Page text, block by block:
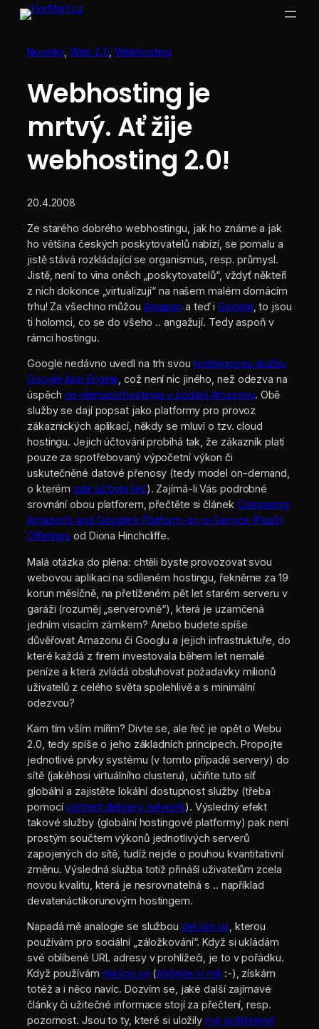
Přeskočit
Novinky, Web 2.0 , Webhosting
Webhosting je
mrtvý. Ať žije
webhosting 2.0!
20.4.2008
Ze starého dobrého webhostingu, jak ho známe a jak
ho většina českých poskytovatelů nabízí, se pomalu a
jistě stává rozkládající se organismus, resp. průmysl.
Jistě, není to vina oněch „poskytovatelů“, vždyť někteří
z nich dokonce „virtualizují“ na našem malém domácím
trhu! Za všechno můžou Amazon a teď iGoogle , to jsou
ti holomci, co se do všeho .. angažují. Tedy aspoň v
rámci hostingu.
Google nedávno uvedl na trh svou hostingovou službu
Google App Engine , což není nic jiného, než odezva na
úspěchon-demand hostingu v podání Amazonu. Obě
služby se dají popsat jako platformy pro provoz
zákaznických aplikací, někdy se mluví o tzv. cloud
hostingu. Jejich účtování probíhá tak, že zákazník platí
pouze za spotřebovaný výpočetní výkon či
uskutečněné datové přenosy (tedy model on-demand,
o kterém zde už byla řeč). Zajímá-li Vás podrobné
srovnání obou platforem, přečtěte si článek Comparing
Amazon’s and Google’s Platform-as-a-Service (PaaS)
Offerings od Diona Hinchcliffe.
Malá otázka do pléna: chtěli byste provozovat svou
webovou aplikaci na sdíleném hostingu, řekněme za 19
korun měsíčně, na přetíženém pět let starém serveru v
garáži (rozuměj „serverovně“), která je uzamčená
jedním visacím zámkem? Anebo budete spíše
důvěřovat Amazonu či Googlu a jejich infrastruktuře, do
které každá z firem investovala během let nemalé
peníze a která zvládá obsluhovat požadavky milionů
uživatelů z celého světa spolehlivě a s minimální
odezvou?
Kam tím vším mířím? Divte se, ale řeč je opět o Webu
2.0, tedy spíše o jeho základních principech. Propojte
jednotlivé prvky systému (v tomto případě servery) do
sítě (jakéhosi virtuálního clusteru), učiňte tuto síť
globální a zajistěte lokální dostupnost služby (třeba
pomocícontent delivery network). Výsledný efekt
takové služby (globální hostingové platformy) pak není
prostým součtem výkonů jednotlivých serverů
zapojených do sítě, tudíž nejde o pouhou kvantitativní
změnu. Výsledná služba totiž přináší uživatelům zcela
novou kvalitu, která je nesrovnatelná s .. například
devatenáctikorunovým hostingem.
Napadá mě analogie se služboudel.icio.us , kterou
používám pro sociální „záložkování“. Když si ukládám
své oblíbené URL adresy v prohlížeči, je to v pořádku.
Když používám del.icio.us (přidejte si mě:-), získám
totéž a i něco navíc. Dozvím se, jaké další zajímavé
články či užitečné informace stojí za přečtení, resp.
pozornost. Jsou to ty, které si uložily mé spřátelené